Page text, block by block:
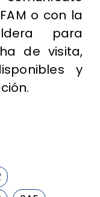
o con la
para
de visita,
y